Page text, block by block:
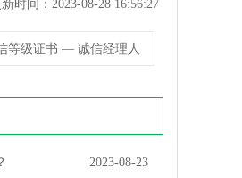
时间：2023-08-28 16:56:27
等级证书 — 诚信经理人
2023-08-23